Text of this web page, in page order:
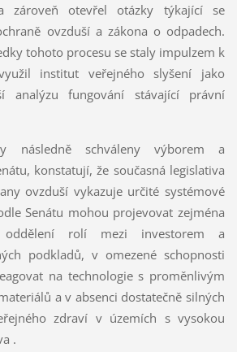
zároveň otevřel otázky týkající se
ovzduší a zákona o odpadech.
tohoto procesu se staly impulzem k
institut veřejného slyšení jako
analýzu fungování stávající právní
následně schváleny výborem a
konstatují, že současná legislativa
ovzduší vykazuje určité systémové
Senátu mohou projevovat zejména
oddělení rolí mezi investorem a
podkladů, v omezené schopnosti
na technologie s proměnlivým
a v absenci dostatečně silných
zdraví v územích s vysokou
.